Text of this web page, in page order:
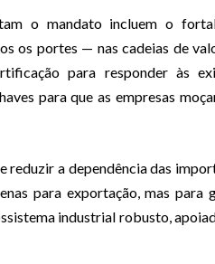
o mandato incluem o
os portes — nas cadeias de
para responder às
para que as empresas
reduzir a dependência das
para exportação, mas
industrial robusto,